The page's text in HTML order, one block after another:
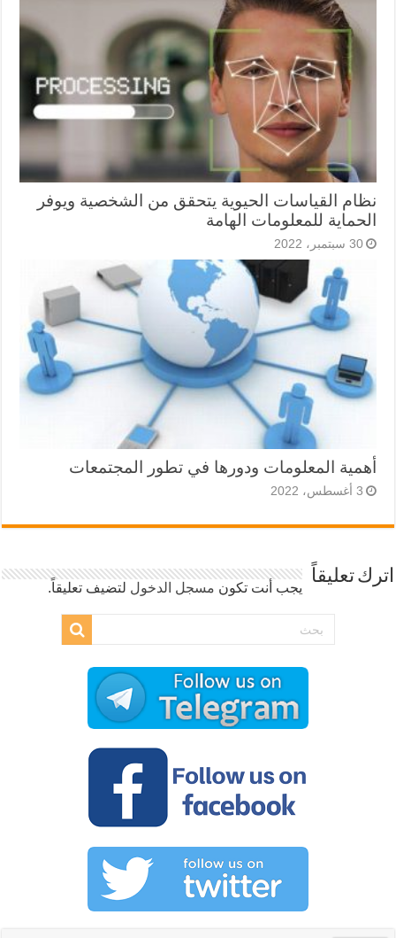
نظام القياسات الحيوية يتحقق من الشخصية ويوفر
الحماية للمعلومات الهامة
30 سبتمبر، 2022
أهمية المعلومات ودورها في تطور المجتمعات
3 أغسطس، 2022
اترك تعليقاً
يجب أنت تكون مسجل الدخول لتضيف تعليقاً.